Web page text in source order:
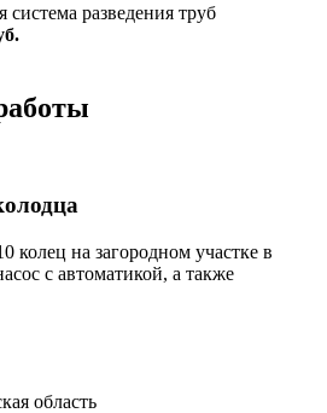
система разведения труб
колец на загородном участке в
с автоматикой, а также
область